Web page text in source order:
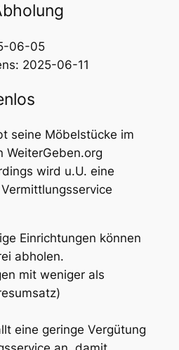
06-05
2025-06-11
seine Möbelstücke im
WeiterGeben.org
wird u.U. eine
Einrichtungen können
abholen.
mit weniger als
eine geringe Vergütung